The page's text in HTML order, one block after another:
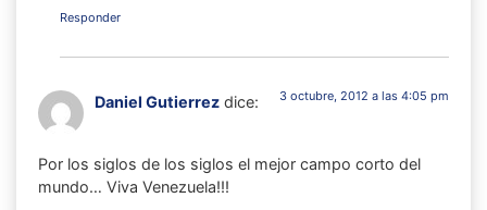
Responder
Daniel Gutierrez dice: 3 octubre, 2012 a las 4:05 pm
Por los siglos de los siglos el mejor campo corto del
mundo… Viva Venezuela!!!